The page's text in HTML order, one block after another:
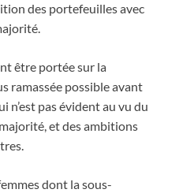
des portefeuilles avec
être portée sur la
ramassée possible avant
n’est pas évident au vu du
et des ambitions
dont la sous-